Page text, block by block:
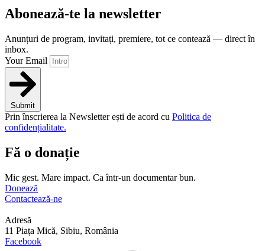
Abonează-te la newsletter
Anunțuri de program, invitați, premiere, tot ce contează — direct în
inbox.
Your Email
Submit
Prin înscrierea la Newsletter ești de acord cu Politica de
confidențialitate.
Fă o donație
Mic gest. Mare impact. Ca într-un documentar bun.
Donează
Contactează-ne
Adresă
11 Piața Mică, Sibiu, România
Facebook